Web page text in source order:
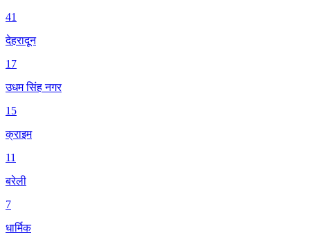
41
देहरादून
17
उधम सिंह नगर
15
क्राइम
11
बरेली
7
धार्मिक